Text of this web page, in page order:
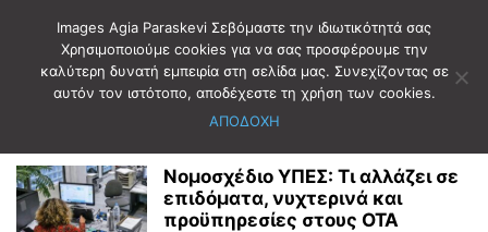
Αρχική 2024 Σεπτέμβριος 25
Ημερήσιο Αρχείο: 25/09/2024
Νομοσχέδιο ΥΠΕΣ: Τι αλλάζει σε
επιδόματα, νυχτερινά και
προϋπηρεσίες στους ΟΤΑ
Images Agia Paraskevi Σεβόμαστε την ιδιωτικότητά σας
Χρησιμοποιούμε cookies για να σας προσφέρουμε την
καλύτερη δυνατή εμπειρία στη σελίδα μας. Συνεχίζοντας σε
αυτόν τον ιστότοπο, αποδέχεστε τη χρήση των cookies.
ΑΠΟΔΟΧΗ